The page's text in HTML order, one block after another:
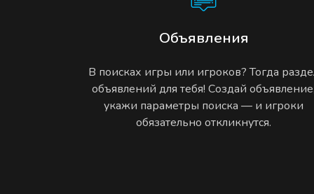
Объявления
В поисках игры или игроков? Тогда
объявлений для тебя! Создай
укажи параметры поиска — и игроки
обязательно откликнутся.